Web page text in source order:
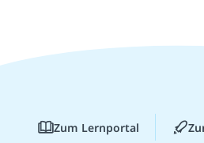
Zum Lernportal